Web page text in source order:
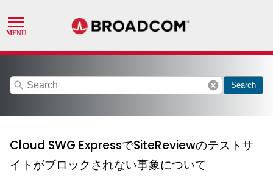
search cancel Search
Cloud SWG ExpressでSiteReviewのテストサ
イトがブロックされない事象について